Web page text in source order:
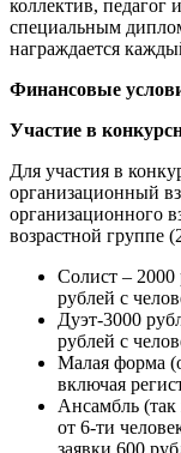
коллектив, педагог
специальным
награждается
Финансовые
Участие в
Для участия в
организационный
организационного
возрастной группе
Солист – 2000
рублей с
Дуэт-3000
рублей с
Малая форма
включая
Ансамбль
от 6-ти
заявки 600